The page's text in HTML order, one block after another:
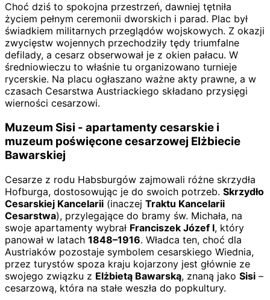
Choć dziś to spokojna przestrzeń, dawniej tętniła
życiem pełnym ceremonii dworskich i parad. Plac był
świadkiem militarnych przeglądów wojskowych. Z okazji
zwycięstw wojennych przechodziły tędy triumfalne
defilady, a cesarz obserwował je z okien pałacu. W
średniowieczu to właśnie tu organizowano turnieje
rycerskie. Na placu ogłaszano ważne akty prawne, a w
czasach Cesarstwa Austriackiego składano przysięgi
wierności cesarzowi.
Muzeum Sisi - apartamenty cesarskie i
muzeum poświęcone cesarzowej Elżbiecie
Bawarskiej
Cesarze z rodu Habsburgów zajmowali różne skrzydła
Hofburga, dostosowując je do swoich potrzeb. Skrzydło
Cesarskiej Kancelarii (inaczej Traktu Kancelarii
Cesarstwa), przylegające do bramy św. Michała, na
swoje apartamenty wybrał Franciszek Józef I, który
panował w latach 1848–1916. Władca ten, choć dla
Austriaków pozostaje symbolem cesarskiego Wiednia,
przez turystów spoza kraju kojarzony jest głównie ze
swojego związku z Elżbietą Bawarską, znaną jako Sisi –
cesarzową, która na stałe weszła do popkultury.